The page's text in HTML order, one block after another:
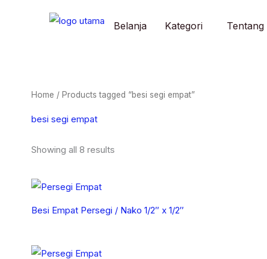
Belanja Kategori Tentang
Home / Products tagged “besi segi empat”
besi segi empat
Showing all 8 results
Besi Empat Persegi / Nako 1/2″ x 1/2″